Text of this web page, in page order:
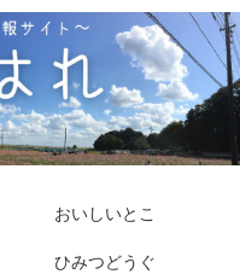
おいしいとこ
ひみつどうぐ